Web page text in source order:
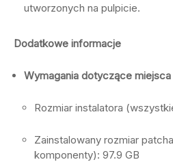
utworzonych na pulpicie.
Dodatkowe informacje
Wymagania dotyczące miejsca
Rozmiar instalatora
Zainstalowany rozmiar
komponenty): 97.9 GB